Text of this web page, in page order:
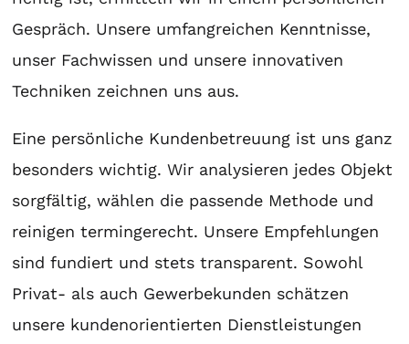
Gespräch. Unsere umfangreichen Kenntnisse,
unser Fachwissen und unsere innovativen
Techniken zeichnen uns aus.
Eine persönliche Kundenbetreuung ist uns ganz
besonders wichtig. Wir analysieren jedes Objekt
sorgfältig, wählen die passende Methode und
reinigen termingerecht. Unsere Empfehlungen
sind fundiert und stets transparent. Sowohl
Privat- als auch Gewerbekunden schätzen
unsere kundenorientierten Dienstleistungen